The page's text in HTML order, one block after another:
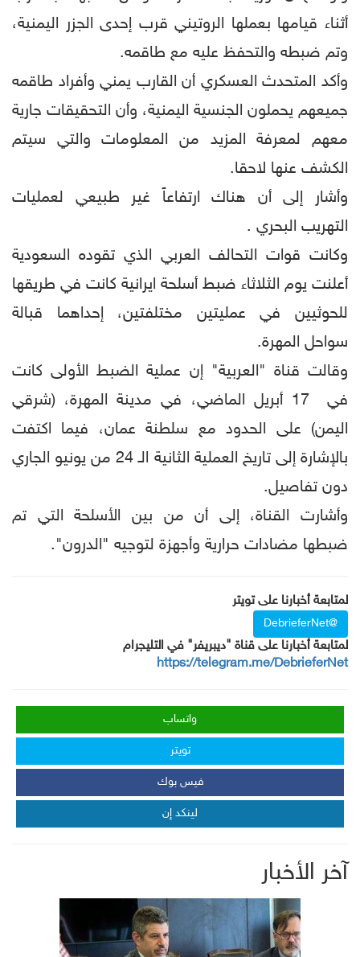
أثناء قيامها بعملها الروتيني قرب إحدى الجزر اليمنية،
وتم ضبطه والتحفظ عليه مع طاقمه.
وأكد المتحدث العسكري أن القارب يمني وأفراد طاقمه
جميعهم يحملون الجنسية اليمنية، وأن التحقيقات جارية
معهم لمعرفة المزيد من المعلومات والتي سيتم
الكشف عنها لاحقا.
وأشار إلى أن هناك ارتفاعاً غير طبيعي لعمليات
التهريب البحري .
وكانت قوات التحالف العربي الذي تقوده السعودية
أعلنت يوم الثلاثاء ضبط أسلحة ايرانية كانت في طريقها
للحوثيين في عمليتين مختلفتين، إحداهما قبالة
سواحل المهرة.
وقالت قناة "العربية" إن عملية الضبط الأولى كانت
في 17 أبريل الماضي، في مدينة المهرة، (شرقي
اليمن) على الحدود مع سلطنة عمان، فيما اكتفت
بالإشارة إلى تاريخ العملية الثانية الـ 24 من يونيو الجاري
دون تفاصيل.
وأشارت القناة، إلى أن من بين الأسلحة التي تم
ضبطها مضادات حرارية وأجهزة لتوجيه "الدرون".
لمتابعة أخبارنا على تويتر
@DebrieferNet
لمتابعة أخبارنا على قناة "ديبريفر" في التليجرام
https://telegram.me/DebrieferNet
واتساب
تويتر
فيس بوك
لينكد إن
آخر الأخبار